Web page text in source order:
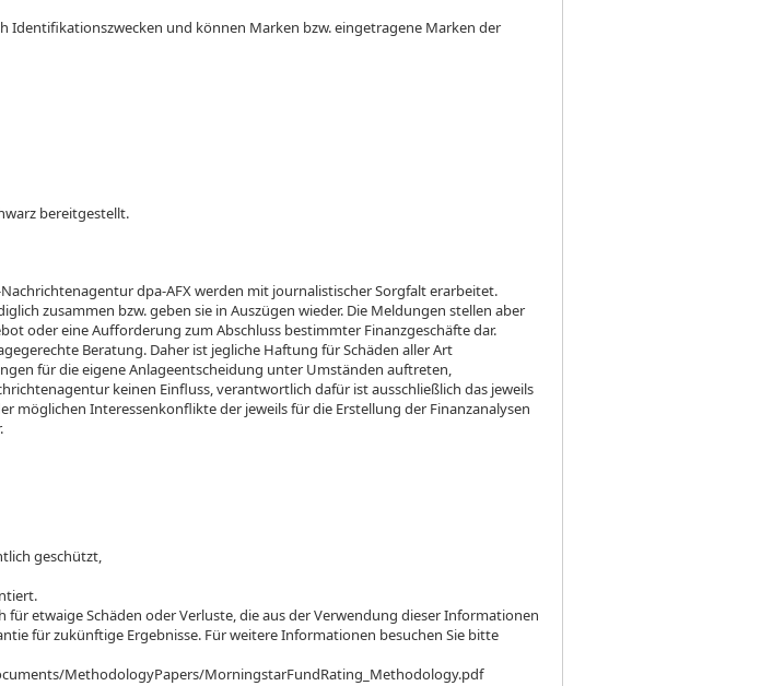
und können Marken bzw. eingetragene Marken der
bereitgestellt.
dpa-AFX werden mit journalistischer Sorgfalt erarbeitet.
zusammen bzw. geben sie in Auszügen wieder. Die Meldungen stellen aber
oder eine Aufforderung zum Abschluss bestimmter Finanzgeschäfte dar.
Beratung. Daher ist jegliche Haftung für Schäden aller Art
für die eigene Anlageentscheidung unter Umständen auftreten,
keinen Einfluss, verantwortlich dafür ist ausschließlich das jeweils
Interessenkonflikte der jeweils für die Erstellung der Finanzanalysen
geschützt,
etwaige Schäden oder Verluste, die aus der Verwendung dieser Informationen
für zukünftige Ergebnisse. Für weitere Informationen besuchen Sie bitte
MethodologyPapers/MorningstarFundRating_Methodology.pdf